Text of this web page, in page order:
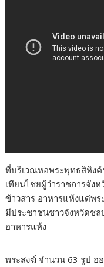
ที่บริเวณหอพระพุทธสิหิงค์
เทียนไชยผู้ว่าราชการจัง
ข้าวสาร อาหารแห้งแด่พ
มีประชาชนชาวจังหวัดช
อาหารแห้ง
พระสงฆ์ จำนวน 63 รูป